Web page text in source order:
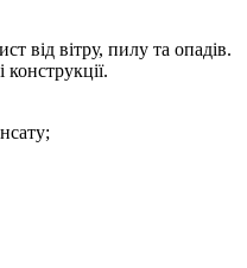
від вітру, пилу та опадів.